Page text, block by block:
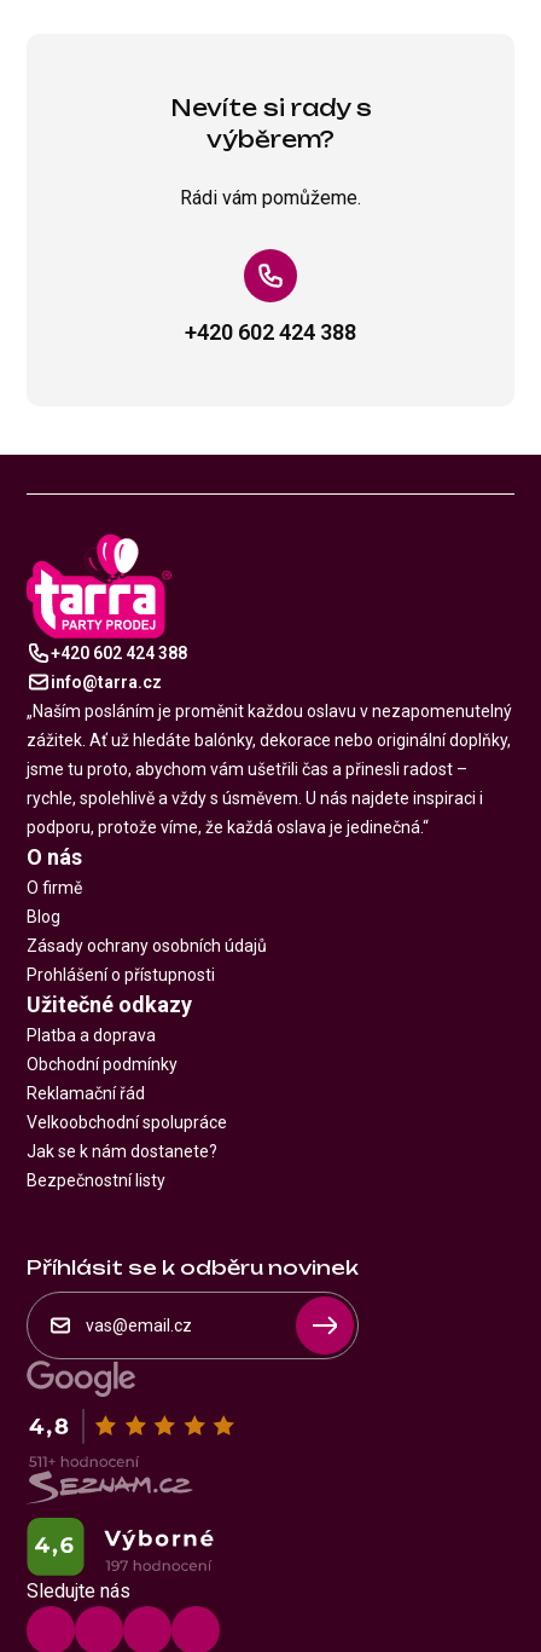
Nevíte si rady s
výběrem?
Rádi vám pomůžeme.
+420 602 424 388
+420 602 424 388
info@tarra.cz
„Naším posláním je proměnit každou oslavu v nezapomenutelný
zážitek. Ať už hledáte balónky, dekorace nebo originální doplňky,
jsme tu proto, abychom vám ušetřili čas a přinesli radost –
rychle, spolehlivě a vždy s úsměvem. U nás najdete inspiraci i
podporu, protože víme, že každá oslava je jedinečná.“
O nás
O firmě
Blog
Zásady ochrany osobních údajů
Prohlášení o přístupnosti
Užitečné odkazy
Platba a doprava
Obchodní podmínky
Reklamační řád
Velkoobchodní spolupráce
Jak se k nám dostanete?
Bezpečnostní listy
Příhlásit se k odběru novinek
Sledujte nás